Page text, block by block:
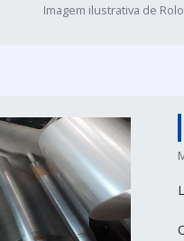
Imagem ilustrativa de